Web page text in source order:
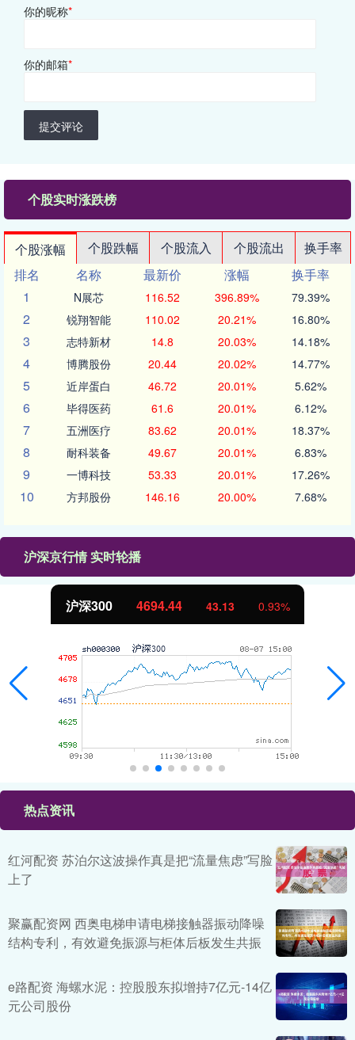
你的昵称*
你的邮箱*
提交评论
个股实时涨跌榜
个股涨幅 个股跌幅 个股流入 个股流出
换手率
排名
名称 最新价 涨幅
换手率
1
N展芯 116.52 396.89% 79.39%
2 锐翔智能 110.02 20.21% 16.80%
3 志特新材 14.8 20.03% 14.18%
4 博腾股份 20.44 20.02% 14.77%
5 近岸蛋白 46.72 20.01% 5.62%
6 毕得医药 61.6 20.01% 6.12%
7 五洲医疗 83.62 20.01% 18.37%
8 耐科装备 49.67 20.01% 6.83%
9 一博科技 53.33 20.01% 17.26%
10 方邦股份 146.16 20.00% 7.68%
沪深京行情 实时轮播
北证50 1134.24 11.37 1.01%
热点资讯
红河配资 苏泊尔这波操作真是把“流量焦虑”写脸
上了
聚赢配资网 西奥电梯申请电梯接触器振动降噪
结构专利，有效避免振源与柜体后板发生共振
e路配资 海螺水泥：控股股东拟增持7亿元-14亿
元公司股份